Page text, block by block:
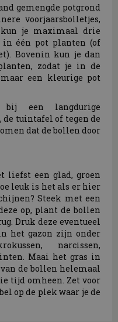
gemengde potgrond
voorjaarsbolletjes,
je maximaal drie
één pot planten (of
Bovenin kun je dan
zodat je in de
een kleurige pot
bij een langdurige
de tuintafel of tegen de
dat de bollen door
liefst een glad, groen
leuk is het als er hier
Steek met een
op, plant de bollen
Druk deze eventueel
het gazon zijn onder
narcissen,
Maai het gras in
de bollen helemaal
tijd omheen. Zet voor
op de plek waar je de